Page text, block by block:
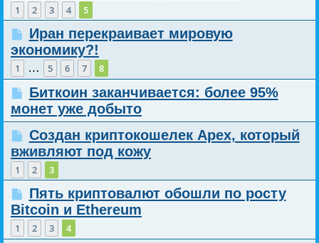
1 2 3 4 5
Иран перекраивает мировую
экономику?!
1 … 5 6 7 8
Биткоин заканчивается: более 95%
монет уже добыто
Создан криптокошелек Apex, который
вживляют под кожу
1 2 3
Пять криптовалют обошли по росту
Bitcoin и Ethereum
1 2 3 4